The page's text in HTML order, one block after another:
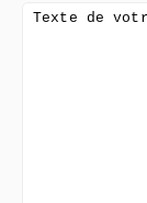
Texte de